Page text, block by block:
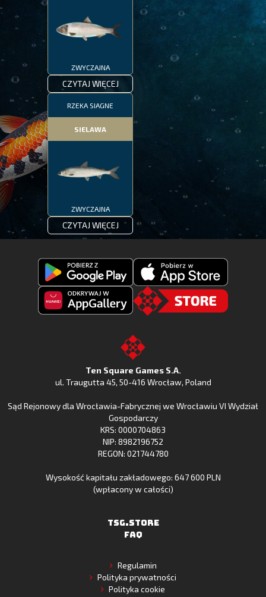
ZWYCZAJNA
CZYTAJ WIĘCEJ
RZEKA SIAGNE
SIELAWA
ZWYCZAJNA
CZYTAJ WIĘCEJ
Pobierz
Fishing
Pobierz
Fishing
z
Apple
Store
Huawei
Gallery
to
the
Ten Square Games S.A.
ul. Traugutta 45, 50-416 Wrocław, Poland
Sąd Rejonowy dla Wrocławia-Fabrycznej we Wrocławiu VI Wydział
Gospodarczy
KRS: 0000704863
NIP: 8982196752
REGON: 021744780
Wysokość kapitału zakładowego: 647 600 PLN
(wpłacony w całości)
TSG.STORE
FAQ
Regulamin
Polityka prywatności
Polityka cookie